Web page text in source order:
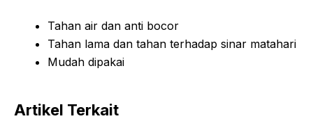
Tahan air dan anti bocor
Tahan lama dan tahan terhadap sinar matahari
Mudah dipakai
Artikel Terkait